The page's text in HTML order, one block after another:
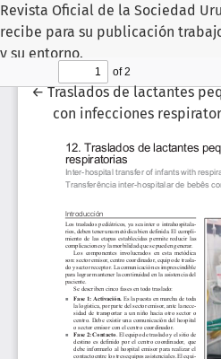
Revista Oficial de la Sociedad
recibe para su publicación
y su entorno.
←Volver a los detalles del
Traslados de lactantes
con infecciones